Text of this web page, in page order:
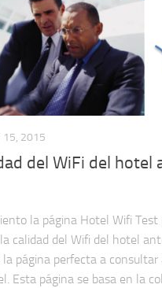
15, 2015
del WiFi del hotel
la página Hotel Wifi Test
calidad del Wifi del hotel
la página perfecta a
Esta página se basa en la